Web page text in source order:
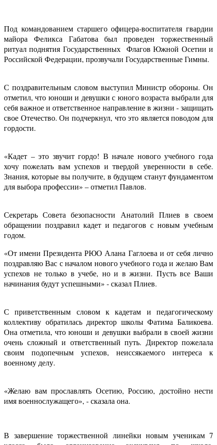
Под командованием старшего офицера-воспитателя гвардии
майора Феликса Габатова был проведен торжественный
ритуал поднятия Государственных Флагов Южной Осетии и
Российской Федерации, прозвучали Государственные Гимны.
С поздравительным словом выступил Министр обороны. Он
отметил, что юноши и девушки с юного возраста выбрали для
себя важное и ответственное направление в жизни - защищать
свое Отечество. Он подчеркнул, что это является поводом для
гордости.
«Кадет – это звучит гордо! В начале нового учебного года
хочу пожелать вам успехов и твердой уверенности в себе.
Знания, которые вы получите, в будущем станут фундаментом
для выбора профессии» – отметил Павлов.
Секретарь Совета безопасности Анатолий Плиев в своем
обращении поздравил кадет и педагогов с новым учебным
годом.
«От имени Президента РЮО Алана Гаглоева и от себя лично
поздравляю Вас с началом нового учебного года и желаю Вам
успехов не только в учебе, но и в жизни. Пусть все Ваши
начинания будут успешными» - сказал Плиев.
С приветственным словом к кадетам и педагогическому
коллективу обратилась директор школы Фатима Баликоева.
Она отметила, что юноши и девушки выбрали в своей жизни
очень сложный и ответственный путь. Директор пожелала
своим подопечным успехов, неиссякаемого интереса к
военному делу.
«Желаю вам прославлять Осетию, Россию, достойно нести
имя военнослужащего», - сказала она.
В завершение торжественной линейки новым ученикам 7